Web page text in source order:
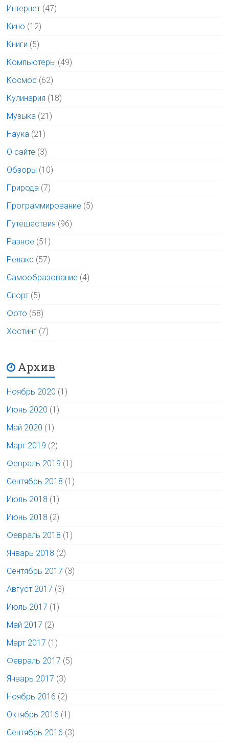
Интернет (47)
Кино (12)
Книги (5)
Компьютеры (49)
Космос (62)
Кулинария (18)
Музыка (21)
Наука (21)
О сайте (3)
Обзоры (10)
Природа (7)
Программирование (5)
Путешествия (96)
Разное (51)
Релакс (57)
Самообразование (4)
Спорт (5)
Фото (58)
Хостинг (7)
Архив
Ноябрь 2020 (1)
Июнь 2020 (1)
Май 2020 (1)
Март 2019 (2)
Февраль 2019 (1)
Сентябрь 2018 (1)
Июль 2018 (1)
Июнь 2018 (2)
Февраль 2018 (1)
Январь 2018 (2)
Сентябрь 2017 (3)
Август 2017 (3)
Июль 2017 (1)
Май 2017 (2)
Март 2017 (1)
Февраль 2017 (5)
Январь 2017 (3)
Ноябрь 2016 (2)
Октябрь 2016 (1)
Сентябрь 2016 (3)